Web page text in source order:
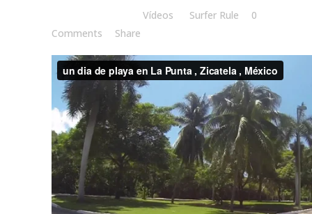
Vídeos Surfer Rule
0
Comments
Share